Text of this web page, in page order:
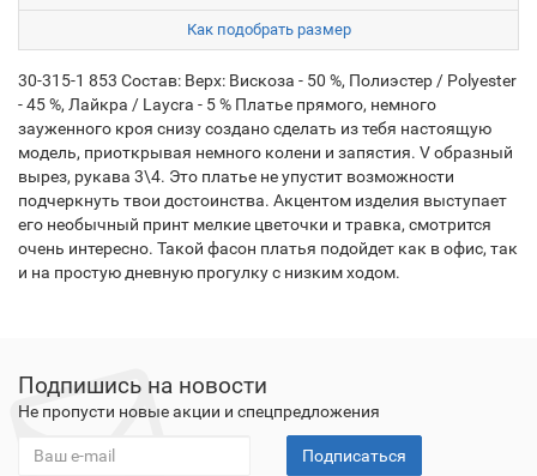
Как подобрать размер
30-315-1 853 Состав: Верх: Вискоза - 50 %, Полиэстер / Polyester
- 45 %, Лайкра / Laycra - 5 % Платье прямого, немного
зауженного кроя снизу создано сделать из тебя настоящую
модель, приоткрывая немного колени и запястия. V образный
вырез, рукава 3\4. Это платье не упустит возможности
подчеркнуть твои достоинства. Акцентом изделия выступает
его необычный принт мелкие цветочки и травка, смотрится
очень интересно. Такой фасон платья подойдет как в офис, так
и на простую дневную прогулку с низким ходом.
Подпишись на новости
Не пропусти новые акции и спецпредложения
Подписаться